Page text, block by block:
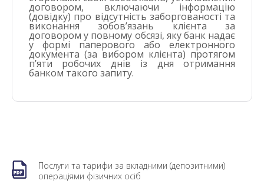
договором, включаючи інформацію
(довідку) про відсутність заборгованості та
виконання зобов’язань клієнта за
договором у повному обсязі, яку банк надає
у формі паперового або електронного
документа (за вибором клієнта) протягом
п’яти робочих днів із дня отримання
банком такого запиту.
Послуги та тарифи за вкладними (депозитними)
операціями фізичних осіб